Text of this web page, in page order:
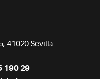
41020 Sevilla
190 29